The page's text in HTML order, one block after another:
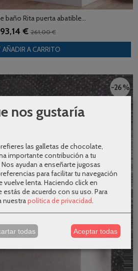
baño Rita puerta abatible...
€261,00 €
AÑADIR A CARRITO
-26 %
nos gustaría
las galletas de chocolate,
importante contribución a tu
ayudan a enseñarte jugosas
para facilitar tu navegación
vuelve lenta. Haciendo click en
de acuerdo con su uso. Para
nuestrapolítica de privacidad.
todas Aceptar todas